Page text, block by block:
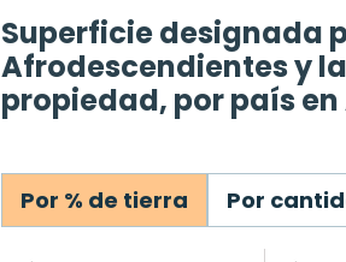
Superficie designada
Afrodescendientes y
propiedad, por país
Por % de tierra Por